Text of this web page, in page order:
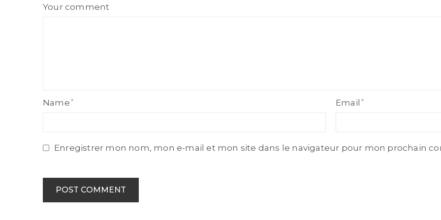
Your comment
Name
Email
Enregistrer mon nom, mon e-mail et mon site dans le navigateur pour mon prochain